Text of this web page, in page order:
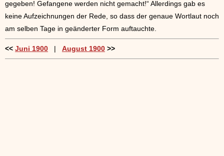
gegeben! Gefangene werden nicht gemacht!“ Allerdings gab es
keine Aufzeichnungen der Rede, so dass der genaue Wortlaut noch
am selben Tage in geänderter Form auftauchte.
<< Juni 1900 | August 1900 >>